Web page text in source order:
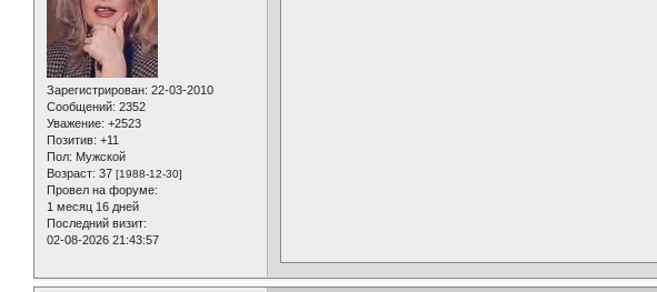
Зарегистрирован: 22-03-2010
Сообщений: 2352
Уважение: +2523
Позитив: +11
Пол: Мужской
Возраст: 37 [1988-12-30]
Провел на форуме:
1 месяц 16 дней
Последний визит:
02-08-2026 21:43:57